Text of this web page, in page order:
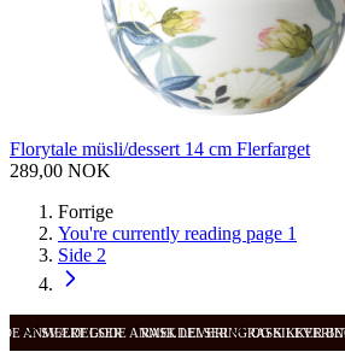
Florytale müsli/dessert 14 cm Flerfarget
289,00 NOK
Forrige
You're currently reading page 1
Side 2
ANMELDELSER RASK LEVERING OG SIKKER
SVÆRT GODE ANMELDELSER RASK